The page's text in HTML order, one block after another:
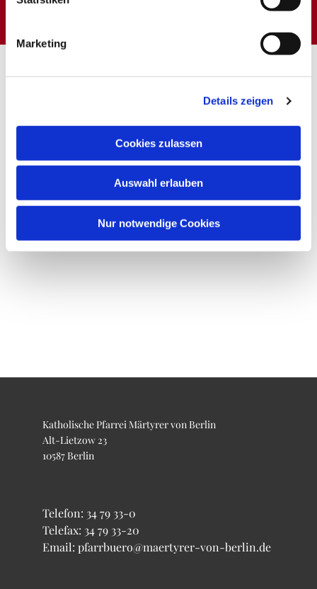
Marketing
Details zeigen
Cookies zulassen
Auswahl erlauben
Nur notwendige Cookies
Katholische Pfarrei Märtyrer von Berlin
Alt-Lietzow 23
10587 Berlin
Telefon: 34 79 33-0
Telefax: 34 79 33-20
Email: pfarrbuero@maertyrer-von-berlin.de